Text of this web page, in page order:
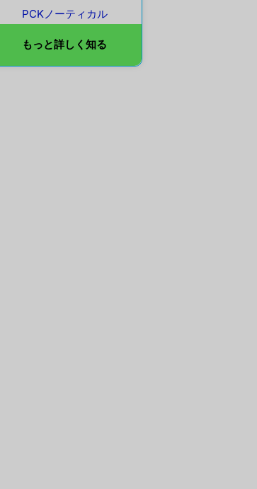
PCKノーティカル
もっと詳しく知る